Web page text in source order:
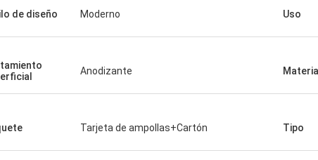
de diseño Moderno Uso
Anodizante Material
Tarjeta de ampollas+Cartón Tipo